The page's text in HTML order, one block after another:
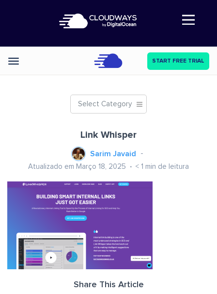
Abre a navegação
Categories START FREE TRIAL
Select Category
Link Whisper
Sarim Javaid
Atualizado em Março 18, 2025 < 1 min de leitura
Share This Article